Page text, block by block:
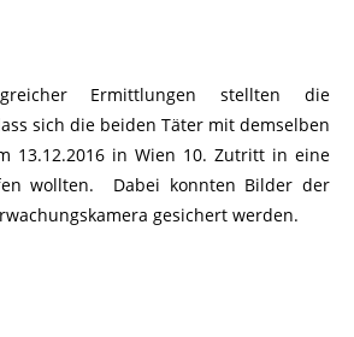
Ermittlungen stellten die
sich die beiden Täter mit demselben
13.12.2016 in Wien 10. Zutritt in eine
wollten. Dabei konnten Bilder der
gesichert werden.